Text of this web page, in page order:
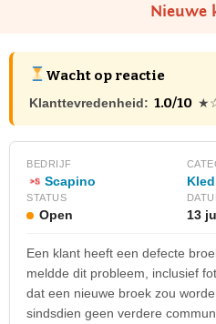
Nieuwe
Wacht op reactie
Klanttevredenheid: 1.0/10
BEDRIJF
Scapino
STATUS
Open 13
Een klant heeft een defecte
meldde dit probleem, inclusief
dat een nieuwe broek zou
sindsdien geen verdere